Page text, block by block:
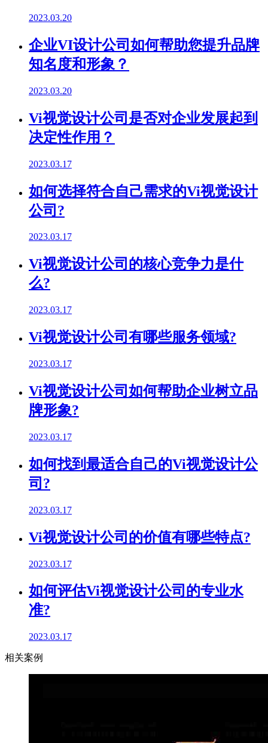
2023.03.20
企业VI设计公司如何帮助您提升品牌
知名度和形象？
2023.03.20
Vi视觉设计公司是否对企业发展起到
决定性作用？
2023.03.17
如何选择符合自己需求的Vi视觉设计
公司?
2023.03.17
Vi视觉设计公司的核心竞争力是什
么?
2023.03.17
Vi视觉设计公司有哪些服务领域?
2023.03.17
Vi视觉设计公司如何帮助企业树立品
牌形象?
2023.03.17
如何找到最适合自己的Vi视觉设计公
司?
2023.03.17
Vi视觉设计公司的价值有哪些特点?
2023.03.17
如何评估Vi视觉设计公司的专业水
准?
2023.03.17
相关案例